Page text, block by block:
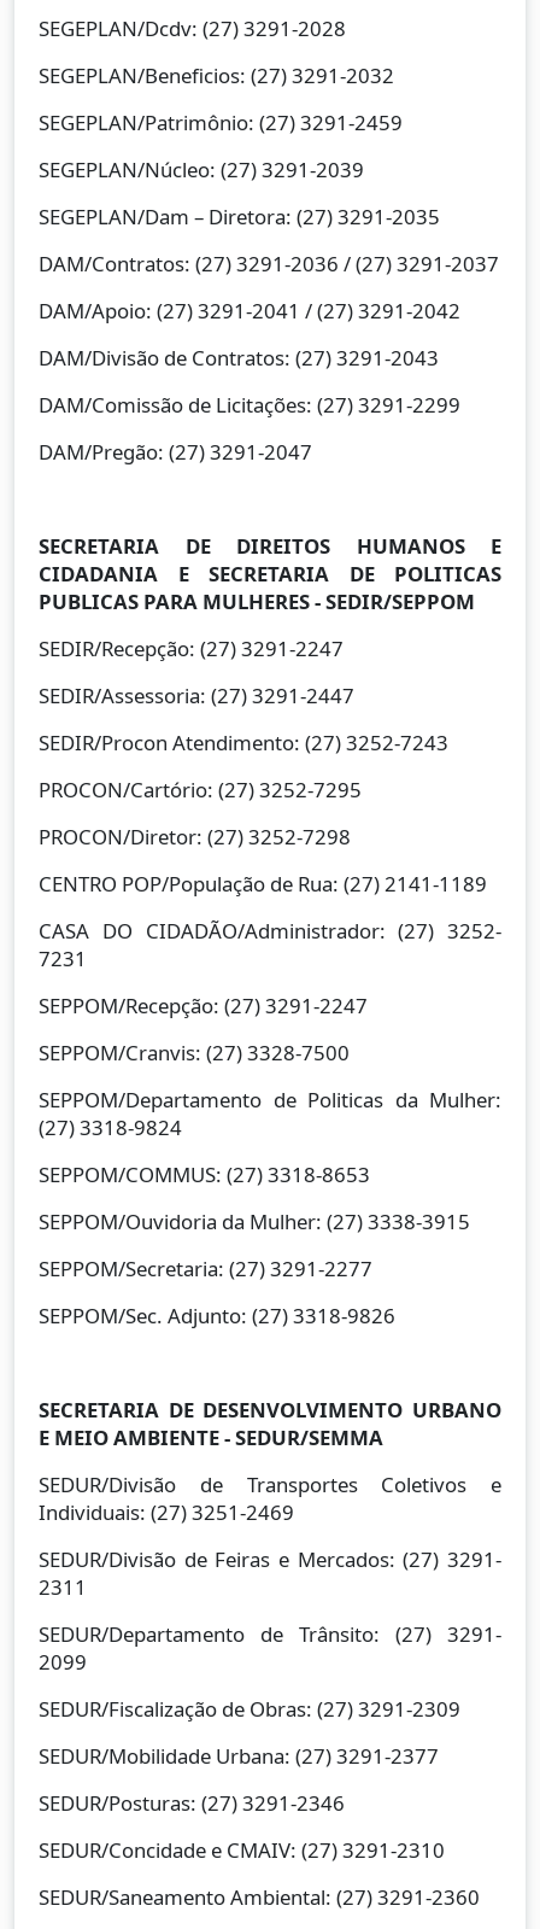
SEGEPLAN/Dcdv: (27) 3291-2028
SEGEPLAN/Beneficios: (27) 3291-2032
SEGEPLAN/Patrimônio: (27) 3291-2459
SEGEPLAN/Núcleo: (27) 3291-2039
SEGEPLAN/Dam – Diretora: (27) 3291-2035
DAM/Contratos: (27) 3291-2036 / (27) 3291-2037
DAM/Apoio: (27) 3291-2041 / (27) 3291-2042
DAM/Divisão de Contratos: (27) 3291-2043
DAM/Comissão de Licitações: (27) 3291-2299
DAM/Pregão: (27) 3291-2047
SECRETARIA DE DIREITOS HUMANOS E
CIDADANIA E SECRETARIA DE POLITICAS
PUBLICAS PARA MULHERES - SEDIR/SEPPOM
SEDIR/Recepção: (27) 3291-2247
SEDIR/Assessoria: (27) 3291-2447
SEDIR/Procon Atendimento: (27) 3252-7243
PROCON/Cartório: (27) 3252-7295
PROCON/Diretor: (27) 3252-7298
CENTRO POP/População de Rua: (27) 2141-1189
CASA DO CIDADÃO/Administrador: (27) 3252-
7231
SEPPOM/Recepção: (27) 3291-2247
SEPPOM/Cranvis: (27) 3328-7500
SEPPOM/Departamento de Politicas da Mulher:
(27) 3318-9824
SEPPOM/COMMUS: (27) 3318-8653
SEPPOM/Ouvidoria da Mulher: (27) 3338-3915
SEPPOM/Secretaria: (27) 3291-2277
SEPPOM/Sec. Adjunto: (27) 3318-9826
SECRETARIA DE DESENVOLVIMENTO URBANO
E MEIO AMBIENTE - SEDUR/SEMMA
SEDUR/Divisão de Transportes Coletivos e
Individuais: (27) 3251-2469
SEDUR/Divisão de Feiras e Mercados: (27) 3291-
2311
SEDUR/Departamento de Trânsito: (27) 3291-
2099
SEDUR/Fiscalização de Obras: (27) 3291-2309
SEDUR/Mobilidade Urbana: (27) 3291-2377
SEDUR/Posturas: (27) 3291-2346
SEDUR/Concidade e CMAIV: (27) 3291-2310
SEDUR/Saneamento Ambiental: (27) 3291-2360